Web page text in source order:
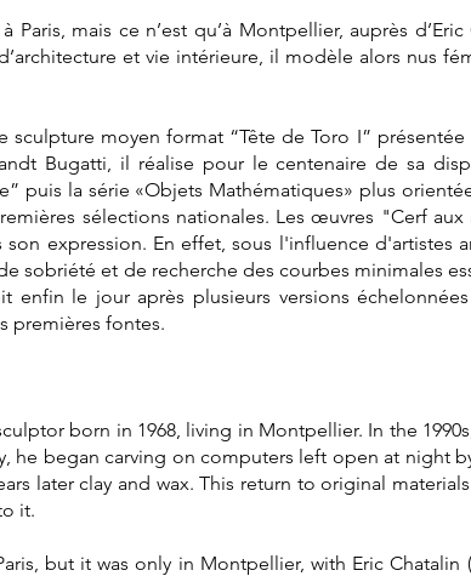
Paris, mais ce n’est qu’à Montpellier, auprès
et vie intérieure, il modèle alors nus
sculpture moyen format “Tête de Toro I”
Bugatti, il réalise pour le centenaire de sa
puis la série «Objets Mathématiques» plus
sélections nationales. Les œuvres "Cerf
expression. En effet, sous l'influence d'artistes
sobriété et de recherche des courbes minimales
le jour après plusieurs versions
premières fontes.
born in 1968, living in Montpellier. In the
began carving on computers left open at night
later clay and wax. This return to original
it.
but it was only in Montpellier, with Eric Chatalin